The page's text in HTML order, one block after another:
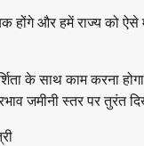
होंगे और हमें राज्य को
के साथ काम करना
जमीनी स्तर पर तुरंत